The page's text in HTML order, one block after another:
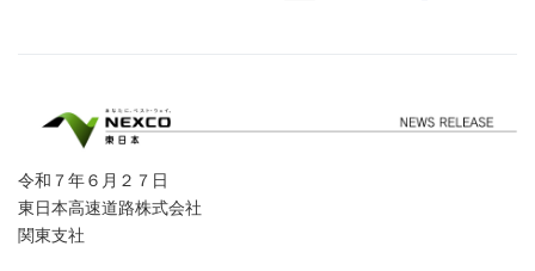
令和７年６月２７日
東日本高速道路株式会社
関東支社